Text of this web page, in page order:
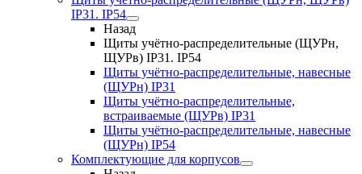
IP31. IP54
Назад
Щиты учётно-распределительные (ЩУРн,
ЩУРв) IP31. IP54
Щиты учётно-распределительные, навесные
(ЩУРн) IP31
Щиты учётно-распределительные,
встраиваемые (ЩУРв) IP31
Щиты учётно-распределительные, навесные
(ЩУРн) IP54
Комплектующие для корпусов